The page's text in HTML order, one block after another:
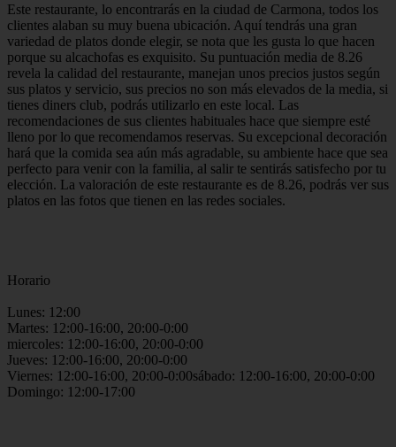
Este restaurante, lo encontrarás en la ciudad de Carmona, todos los
clientes alaban su muy buena ubicación. Aquí tendrás una gran
variedad de platos donde elegir, se nota que les gusta lo que hacen
porque su alcachofas es exquisito. Su puntuación media de 8.26
revela la calidad del restaurante, manejan unos precios justos según
sus platos y servicio, sus precios no son más elevados de la media, si
tienes diners club, podrás utilizarlo en este local. Las
recomendaciones de sus clientes habituales hace que siempre esté
lleno por lo que recomendamos reservas. Su excepcional decoración
hará que la comida sea aún más agradable, su ambiente hace que sea
perfecto para venir con la familia, al salir te sentirás satisfecho por tu
elección. La valoración de este restaurante es de 8.26, podrás ver sus
platos en las fotos que tienen en las redes sociales.
Horario
Lunes: 12:00
Martes: 12:00-16:00, 20:00-0:00
miercoles: 12:00-16:00, 20:00-0:00
Jueves: 12:00-16:00, 20:00-0:00
Viernes: 12:00-16:00, 20:00-0:00sábado: 12:00-16:00, 20:00-0:00
Domingo: 12:00-17:00